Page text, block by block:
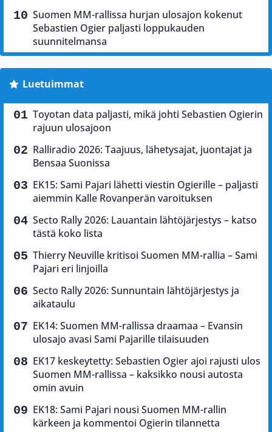
Suomen MM-rallissa hurjan ulosajon kokenut
Sebastien Ogier paljasti loppukauden
suunnitelmansa
Luetuimmat
Toyotan data paljasti, mikä johti Sebastien Ogierin
rajuun ulosajoon
Ralliradio 2026: Taajuus, lähetysajat, juontajat ja
Bensaa Suonissa
EK15: Sami Pajari lähetti viestin Ogierille – paljasti
aiemmin Kalle Rovanperän varoituksen
Secto Rally 2026: Lauantain lähtöjärjestys – katso
tästä koko lista
Thierry Neuville kritisoi Suomen MM-rallia – Sami
Pajari eri linjoilla
Secto Rally 2026: Sunnuntain lähtöjärjestys ja
aikataulu
EK14: Suomen MM-rallissa draamaa – Evansin
ulosajo avasi Sami Pajarille tilaisuuden
EK17 keskeytetty: Sebastien Ogier ajoi rajusti ulos
Suomen MM-rallissa – kaksikko nousi autosta
omin avuin
EK18: Sami Pajari nousi Suomen MM-rallin
kärkeen ja kommentoi Ogierin tilannetta